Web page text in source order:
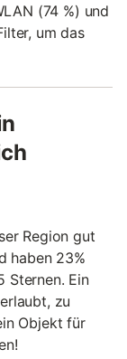
(74 %) und
um das
Region gut
haben 23%
Sternen. Ein
zu
Objekt für